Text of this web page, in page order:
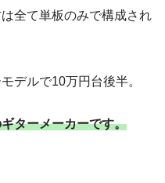
全て単板のみで構成され
デルで10万円台後半。
ターメーカーです。